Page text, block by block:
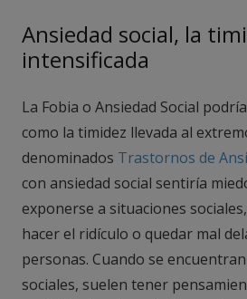
Ansiedad social, la
intensificada
La Fobia o Ansiedad Social
como la timidez llevada al
denominados Trastornos de
con ansiedad social sentiría
exponerse a situaciones
hacer el ridículo o quedar mal
personas. Cuando se
sociales, suelen tener